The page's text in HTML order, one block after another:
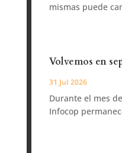
mismas puede
Volvemos en
31 Jul 2026
Durante el mes
Infocop